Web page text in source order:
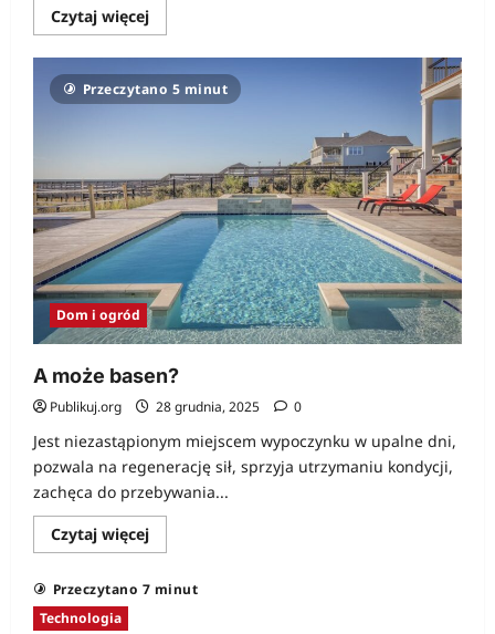
Czytaj więcejDowiedz
się
o
Dyskretne
bezpieczeństwo
Przeczytano 5 minut
Dom i ogród
A może basen?
Publikuj.org 28 grudnia, 2025 0
Jest niezastąpionym miejscem wypoczynku w upalne dni,
pozwala na regenerację sił, sprzyja utrzymaniu kondycji,
zachęca do przebywania...
Czytaj więcejDowiedz
się
A
Przeczytano 7 minut
Technologia